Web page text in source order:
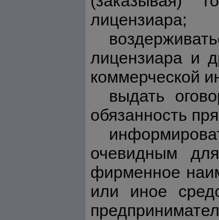
лицензиара;
лицензиара и
коммерческой
выдать
обязанность
очевидным
фирменное
или иное